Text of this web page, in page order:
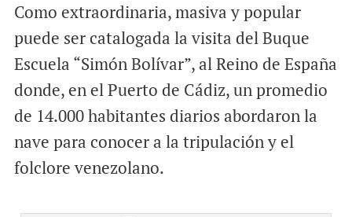
l
b
k
s
A
p
Como extraordinaria, masiva y popular
puede ser catalogada la visita del Buque
Escuela “Simón Bolívar”, al Reino de España
donde, en el Puerto de Cádiz, un promedio
de 14.000 habitantes diarios abordaron la
nave para conocer a la tripulación y el
folclore venezolano.